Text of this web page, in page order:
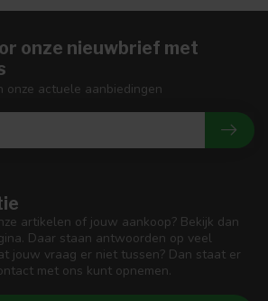
artikelen of jouw aankoop? Bekijk dan
Daar staan antwoorden op veel
jouw vraag er niet tussen? Dan staat er
met ons kunt opnemen.
onze nieuwbrief met
onze actuele aanbiedingen